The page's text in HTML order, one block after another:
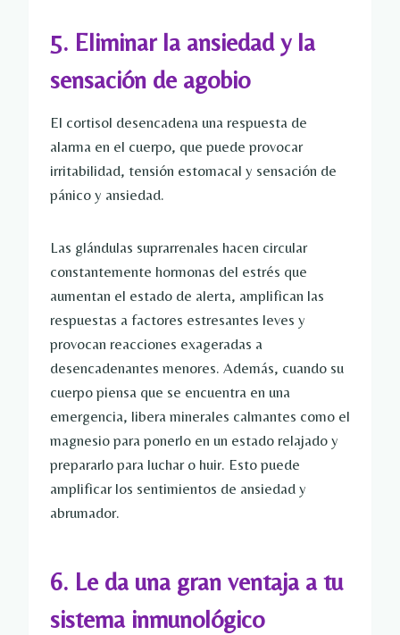
5. Eliminar la ansiedad y la
sensación de agobio
El cortisol desencadena una respuesta de
alarma en el cuerpo, que puede provocar
irritabilidad, tensión estomacal y sensación de
pánico y ansiedad.
Las glándulas suprarrenales hacen circular
constantemente hormonas del estrés que
aumentan el estado de alerta, amplifican las
respuestas a factores estresantes leves y
provocan reacciones exageradas a
desencadenantes menores. Además, cuando su
cuerpo piensa que se encuentra en una
emergencia, libera minerales calmantes como el
magnesio para ponerlo en un estado relajado y
prepararlo para luchar o huir. Esto puede
amplificar los sentimientos de ansiedad y
abrumador.
6. Le da una gran ventaja a tu
sistema inmunológico